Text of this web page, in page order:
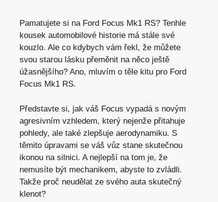
Pamatujete si na Ford Focus Mk1 RS? Tenhle
kousek automobilové historie má stále své
kouzlo. Ale co kdybych vám řekl, že můžete
svou starou lásku přeměnit na něco ještě
úžasnějšího? Ano, mluvím o těle kitu pro Ford
Focus Mk1 RS.
Představte si, jak váš Focus vypadá s novým
agresivním vzhledem, který nejenže přitahuje
pohledy, ale také zlepšuje aerodynamiku. S
těmito úpravami se váš vůz stane skutečnou
ikonou na silnici. A nejlepší na tom je, že
nemusíte být mechanikem, abyste to zvládli.
Takže proč neudělat ze svého auta skutečný
klenot?